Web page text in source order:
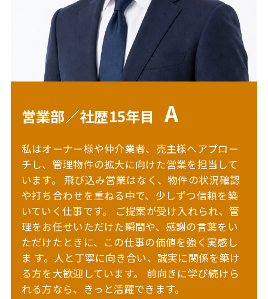
営業部／社歴15年目 A
私はオーナー様や仲介業者、売主様へアプロー
チし、管理物件の拡大に向けた営業を担当して
います。
飛び込み営業はなく、物件の状況確認
や打ち合わせを重ねる中で、少しずつ信頼を築
いていく仕事です。
ご提案が受け入れられ、管
理をお任せいただけた瞬間や、感謝の言葉をい
ただけたときに、この仕事の価値を強く実感し
ま す。人と丁寧に向き合い、誠実に関係を築け
る方を大歓迎しています。
前向きに学び続けら
れる方なら、きっと活躍できます。